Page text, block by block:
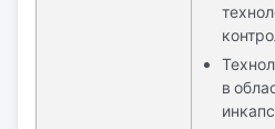
в